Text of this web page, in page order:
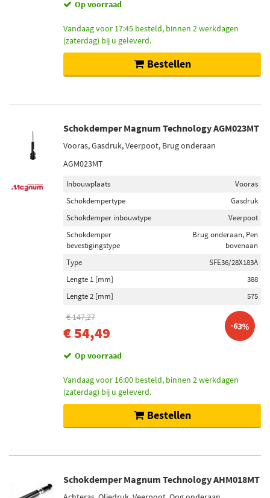
Op voorraad
Vandaag voor 17:45 besteld, binnen 2 werkdagen
(zaterdag) bij u geleverd.
Bestellen
Schokdemper Magnum Technology AGM023MT
Vooras, Gasdruk, Veerpoot, Brug onderaan
AGM023MT
Inbouwplaats
Vooras
Schokdempertype
Gasdruk
Schokdemper inbouwtype
Veerpoot
Schokdemper
bevestigingstype
Brug onderaan, Pen
bovenaan
Type
SFE36/28X183A
Lengte 1 [mm]
388
Lengte 2 [mm]
575
€ 147,27
€ 54,49 -63%
Op voorraad
Vandaag voor 16:00 besteld, binnen 2 werkdagen
(zaterdag) bij u geleverd.
Bestellen
Schokdemper Magnum Technology AHM018MT